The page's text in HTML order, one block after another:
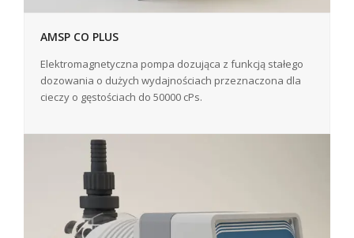
AMSP CO PLUS
Elektromagnetyczna pompa dozująca z funkcją stałego
dozowania o dużych wydajnościach przeznaczona dla
cieczy o gęstościach do 50000 cPs.